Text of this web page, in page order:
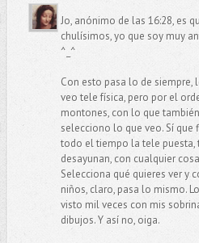
Jo, anónimo de las 16:28, es
chulísimos, yo que soy muy
^_^
Con esto pasa lo de siempre,
veo tele física, pero por el
montones, con lo que
selecciono lo que veo. Sí
todo el tiempo la tele puesta,
desayunan, con cualquier
Selecciona qué quieres ver y
niños, claro, pasa lo mismo.
visto mil veces con mis
dibujos. Y así no, oiga.